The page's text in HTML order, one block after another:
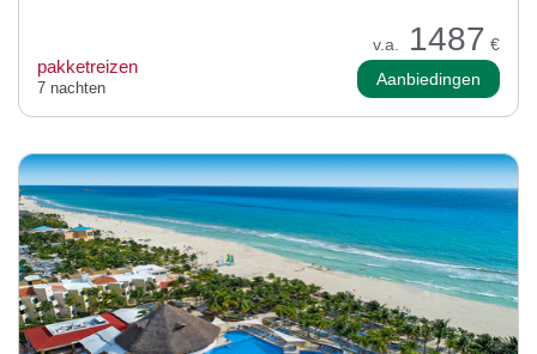
v.a. 1487 €
pakketreizen
7 nachten Aanbiedingen